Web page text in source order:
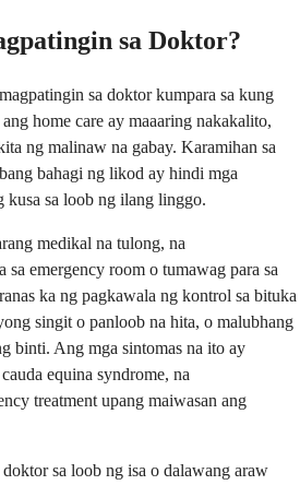
sa Doktor?
sa doktor kumpara sa kung
home care ay maaaring nakakalito,
ng malinaw na gabay. Karamihan sa
bahagi ng likod ay hindi mga
kusa sa loob ng ilang linggo.
medikal na tulong, na
sa emergency room o tumawag para sa
ka ng pagkawala ng kontrol sa bituka
singit o panloob na hita, o malubhang
binti. Ang mga sintomas na ito ay
equina syndrome, na
treatment upang maiwasan ang
sa loob ng isa o dalawang araw